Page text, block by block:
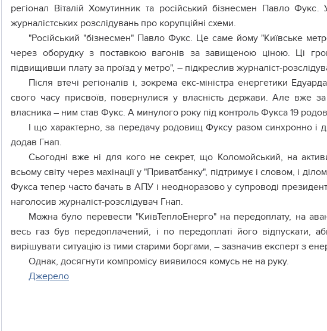
регіонал Віталій Хомутинник та російський бізнесмен Павло
журналістських розслідувань про корупційні схеми.
"Російський "бізнесмен" Павло Фукс. Це саме йому "Київське
через оборудку з поставкою вагонів за завищеною ціною. Ці
підвищивши плату за проїзд у метро", – підкреслив журналіст-
Після втечі регіоналів і, зокрема екс-міністра енергетики
свого часу присвоїв, повернулися у власність держави. Але вже за
власника – ним став Фукс. А минулого року під контроль Фукса 19
І що характерно, за передачу родовищ Фуксу разом синхронно і
додав Гнап.
Сьогодні вже ні для кого не секрет, що Коломойський, на
всьому світу через махінації у "Приватбанку", підтримує і словом, і
Фукса тепер часто бачать в АПУ і неодноразово у супроводі
наголосив журналіст-розслідувач Гнап.
Можна було перевести "КиївТеплоЕнерго" на передоплату, на
весь газ був передоплачений, і по передоплаті його відпускати,
вирішувати ситуацію із тими старими боргами, – зазначив експерт з
Однак, досягнути компромісу виявилося комусь не на руку.
Джерело